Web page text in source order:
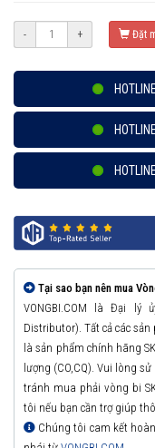
- + Đặt
Tại sao bạn nên mua
VONGBI.COM là Đại lý
Distributor). Tất cả các sản
là sản phẩm chính hãng
lượng (CO,CQ). Vui lòng
tránh mua phải vòng bi
tôi nếu bạn cần trợ giúp
Chúng tôi cam kết